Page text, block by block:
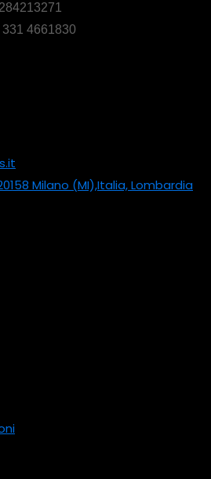
331 4661830
Milano (MI),Italia, Lombardia